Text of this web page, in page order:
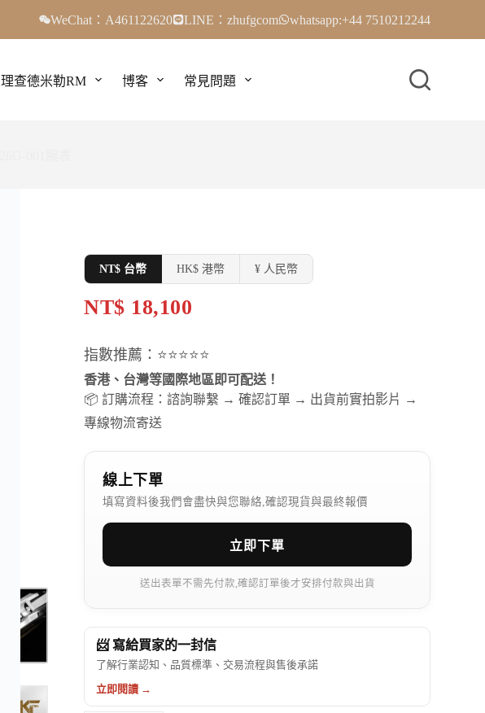
WeChat：A461122620 LINE：zhufgcom whatsapp:+44 7510212244
理查德米勒RM 博客 常見問題
NT$ 台幣 HK$ 港幣 ¥ 人民幣
NT$ 18,100
指數推薦：⭐⭐⭐⭐⭐
香港、台灣等國際地區即可配送！
📦 訂購流程：諮詢聯繫 → 確認訂單 → 出貨前實拍影片 →
專線物流寄送
線上下單
填寫資料後我們會盡快與您聯絡,確認現貨與最終報價
立即下單
送出表單不需先付款,確認訂單後才安排付款與出貨
📨 寫給買家的一封信
了解行業認知、品質標準、交易流程與售後承諾
立即閱讀 →